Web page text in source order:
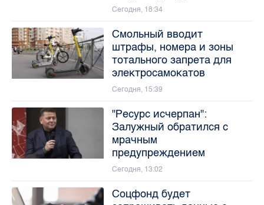
Сегодня, 18:34
Смольный вводит
штрафы, номера и зоны
тотального запрета для
электросамокатов
Сегодня, 15:39
"Ресурс исчерпан":
Залужный обратился с
мрачным
предупреждением
Сегодня, 13:02
Соцфонд будет